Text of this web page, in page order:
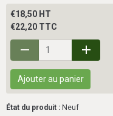
€18,50 HT
€22,20 TTC
Ajouter au panier
État du produit : Neuf